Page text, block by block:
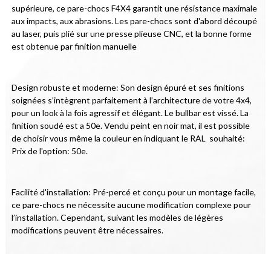
supérieure, ce pare-chocs F4X4 garantit une résistance maximale
aux impacts, aux abrasions. Les pare-chocs sont d'abord découpé
au laser, puis plié sur une presse plieuse CNC, et la bonne forme
est obtenue par finition manuelle
Design robuste et moderne: Son design épuré et ses finitions
soignées s’intègrent parfaitement à l’architecture de votre 4x4,
pour un look à la fois agressif et élégant. Le bullbar est vissé. La
finition soudé est a 50e. Vendu peint en noir mat, il est possible
de choisir vous même la couleur en indiquant le RAL  souhaité:
Prix de l'option: 50e.
Facilité d'installation: Pré-percé et conçu pour un montage facile,
ce pare-chocs ne nécessite aucune modification complexe pour
l’installation. Cependant, suivant les modèles de légères
modifications peuvent être nécessaires.